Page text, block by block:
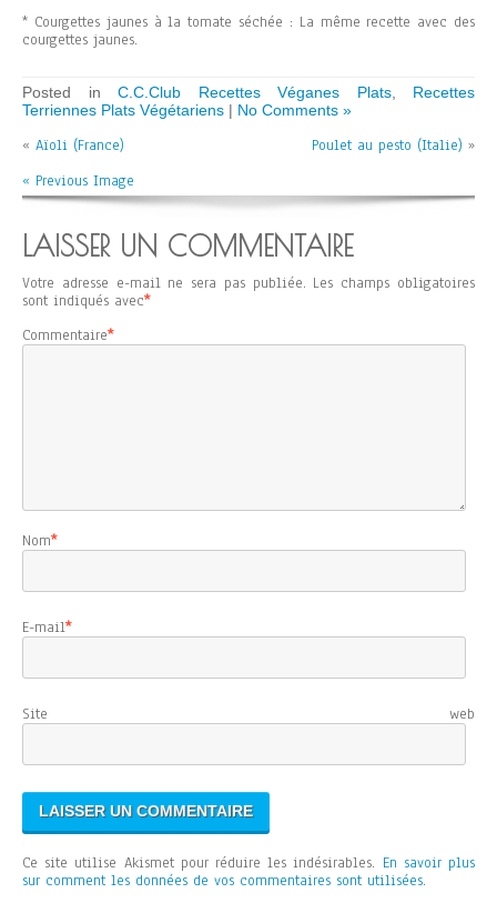
* Courgettes jaunes à la tomate séchée : La même recette avec des
courgettes jaunes.
Posted in C.C.Club Recettes Véganes Plats, Recettes
Terriennes Plats Végétariens | No Comments »
« Aïoli (France) Poulet au pesto (Italie) »
« Previous Image
LAISSER UN COMMENTAIRE
Votre adresse e-mail ne sera pas publiée. Les champs obligatoires
sont indiqués avec*
Commentaire*
Nom*
E-mail*
Site web
Ce site utilise Akismet pour réduire les indésirables. En savoir plus
sur comment les données de vos commentaires sont utilisées.